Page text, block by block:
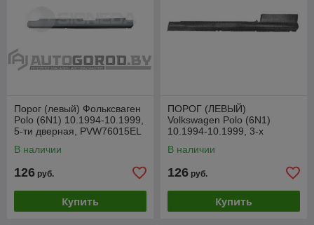
Порог (левый) Фольксваген
Polo (6N1) 10.1994-10.1999,
5-ти дверная, PVW76015EL
В наличии
126 руб.
Купить
ПОРОГ (ЛЕВЫЙ)
Volkswagen Polo (6N1)
10.1994-10.1999, 3-х
В наличии
126 руб.
Купить